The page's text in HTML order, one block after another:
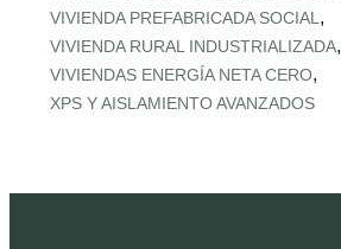
VIVIENDA PREFABRICADA SOCIAL ,
VIVIENDA RURAL INDUSTRIALIZADA,
VIVIENDAS ENERGÍA NETA CERO,
XPS Y AISLAMIENTO AVANZADOS